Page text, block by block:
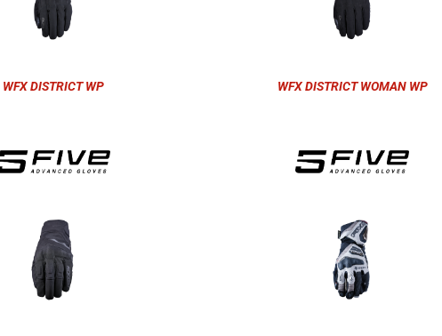
WFX DISTRICT WP WFX DISTRICT WOMAN WP